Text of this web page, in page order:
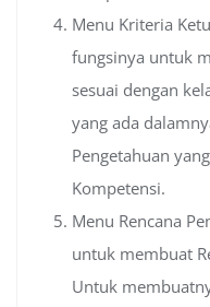
Menu Kriteria
fungsinya untuk
sesuai dengan
yang ada
Pengetahuan
Kompetensi.
Menu Rencana
untuk membuat
Untuk